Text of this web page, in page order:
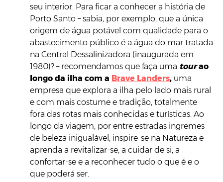
seu interior. Para ficar a conhecer a história de
Porto Santo – sabia, por exemplo, que a única
origem de água potável com qualidade para o
abastecimento público é a água do mar tratada
na Central Dessalinizadora (inaugurada em
1980)? – recomendamos que faça uma tourao
longo da ilha com a Brave Landers, uma
empresa que explora a ilha pelo lado mais rural
e com mais costume e tradição, totalmente
fora das rotas mais conhecidas e turísticas. Ao
longo da viagem, por entre estradas ingremes
de beleza inigualável, inspire-se na Natureza e
aprenda a revitalizar-se, a cuidar de si, a
confortar-se e a reconhecer tudo o que é e o
que poderá ser.